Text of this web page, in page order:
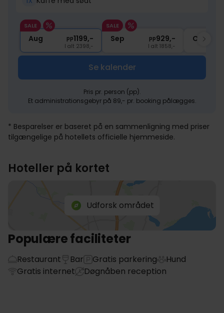
SALE
Aug pp1199,-
I alt 2398,-
SALE
Sep pp929,-
I alt 1858,-
Okt
Se kalender
Pris pr. person (pp).
Et administrationsgebyr på 89,- pr. booking pålægges.
* Besparelser er baseret på en sammenligning med priser
tilgængelige på hotellets officielle hjemmeside.
Hoteller på kortet
Udforsk området
Populære faciliteter
Restaurant Bar Gratis parkering
Hund
Gratis internet
Døgnåben reception